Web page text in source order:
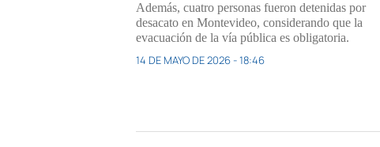
Además, cuatro personas fueron detenidas por
desacato en Montevideo, considerando que la
evacuación de la vía pública es obligatoria.
14 DE MAYO DE 2026 - 18:46